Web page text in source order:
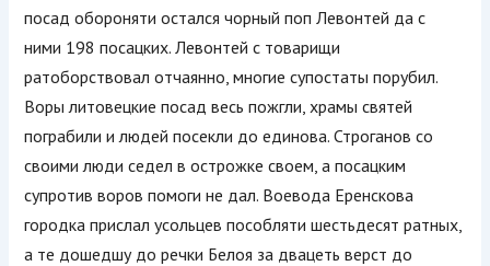
посад обороняти остался чорный поп Левонтей да с
ними 198 посацких. Левонтей с товарищи
ратоборствовал отчаянно, многие супостаты порубил.
Воры литовецкие посад весь пожгли, храмы святей
пограбили и людей посекли до единова. Строганов со
своими люди седел в острожке своем, а посацким
супротив воров помоги не дал. Воевода Еренскова
городка прислал усольцев пособляти шестьдесят ратных,
а те дошедшу до речки Белоя за двацеть верст до